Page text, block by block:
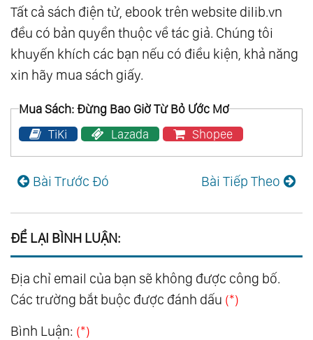
Tất cả sách điện tử, ebook trên website dilib.vn
đều có bản quyền thuộc về tác giả. Chúng tôi
khuyến khích các bạn nếu có điều kiện, khả năng
xin hãy mua sách giấy.
Mua Sách: Đừng Bao Giờ Từ Bỏ Ước Mơ
TiKi
Lazada Shopee
Bài Trước Đó Bài Tiếp Theo
ĐỂ LẠI BÌNH LUẬN:
Địa chỉ email của bạn sẽ không được công bố.
Các trường bắt buộc được đánh dấu (*)
Bình Luận: (*)